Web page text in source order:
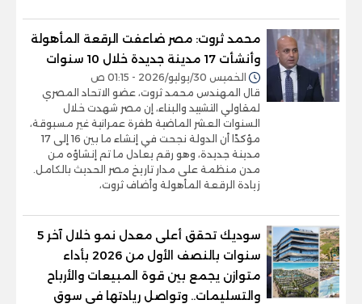
محمد ثروت: مصر ضاعفت الرقعة المأهولة
وأنشأت 17 مدينة جديدة خلال 10 سنوات
الخميس 30/يوليو/2026 - 01:15 ص
قال المهندس محمد ثروت، عضو الاتحاد المصري
لمقاولي التشييد والبناء، إن مصر شهدت خلال
السنوات العشر الماضية طفرة عمرانية غير مسبوقة،
مؤكدًا أن الدولة نجحت في إنشاء ما بين 16 إلى 17
مدينة جديدة، وهو رقم يعادل ما تم إنشاؤه من
مدن منظمة على مدار تاريخ مصر الحديث بالكامل.
زيادة الرقعة المأهولة وأضاف ثروت،
سوديك تحقق أعلى معدل نمو خلال آخر 5
سنوات بالنصف الأول من 2026 بأداء
متوازن يجمع بين قوة المبيعات والأرباح
والتسليمات.. وتواصل ريادتها في سوق